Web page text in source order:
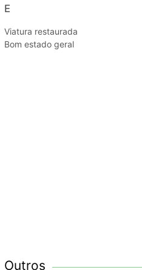
E
Viatura restaurada
Bom estado geral
Outros